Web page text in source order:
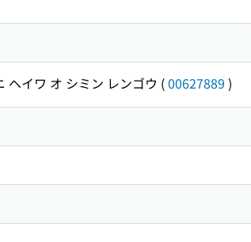
ヘイワ オ シミン レンゴウ (00627889 )